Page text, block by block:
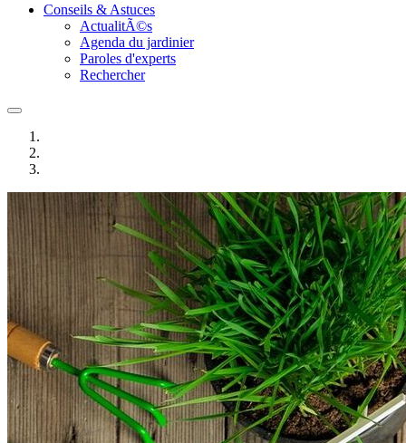
Conseils & Astuces
ActualitÃ©s
Agenda du jardinier
Paroles d'experts
Rechercher